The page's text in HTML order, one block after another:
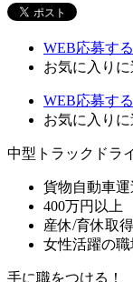
WEB応募する
お気に入り
WEB応募する
お気に入り
中型トラックドラ
貨物自動車運
400万円以上
産休/育休取
女性活躍の職
手に職をつける！